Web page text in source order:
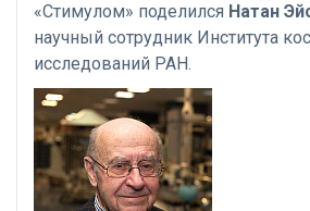
«Стимулом» поделился Натан
научный сотрудник Института
исследований РАН.